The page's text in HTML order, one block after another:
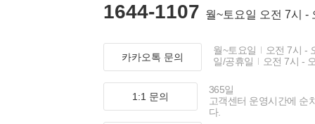
1644-1107 월~토요일 오전 7시 -
카카오톡 문의
월~토요일
오전 7시 -
일/공휴일
오전 7시 -
1:1 문의
365일
고객센터 운영시간에 순
다.